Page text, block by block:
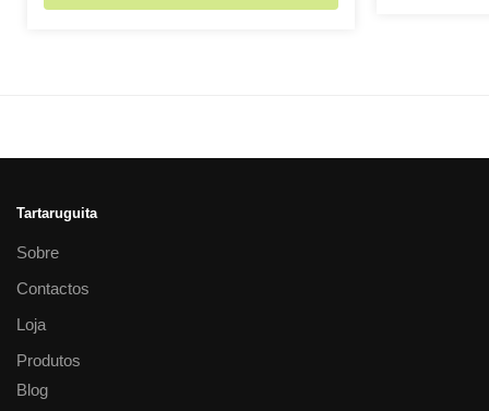
Tartaruguita
Sobre
Contactos
Loja
Produtos
Blog